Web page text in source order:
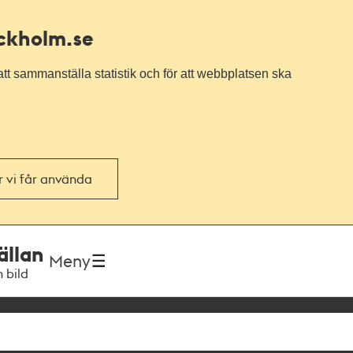
sammanställa statistik och för att webbplatsen ska
vi får använda
bild
Meny